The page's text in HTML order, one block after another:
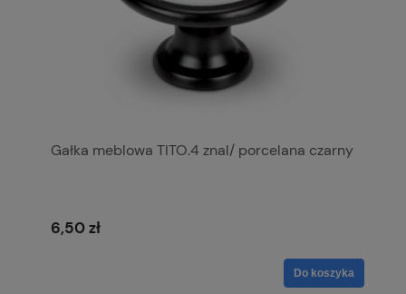
Gałka meblowa TITO.4 znal/ porcelana czarny
6,50 zł
Do koszyka